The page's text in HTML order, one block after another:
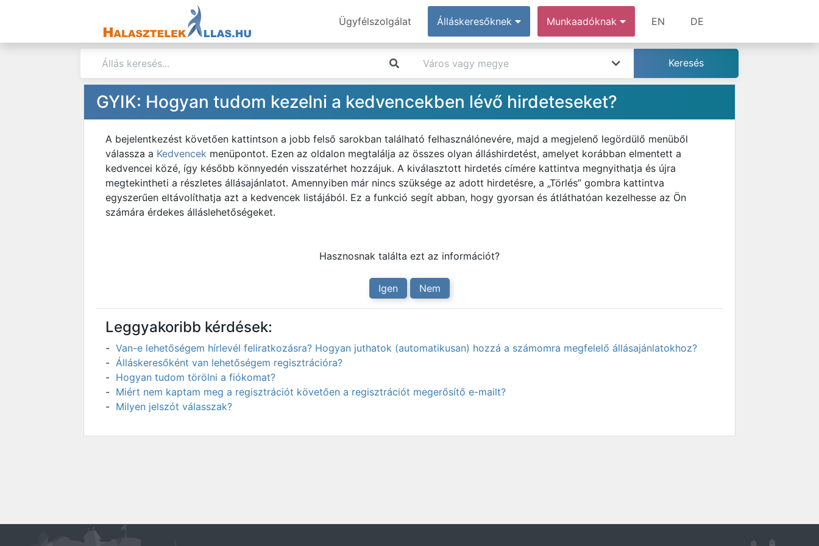
Ügyfélszolgálat Álláskeresőknek Munkaadóknak EN DE
GYIK: Hogyan tudom kezelni a kedvencekben lévő hirdeteseket?
A bejelentkezést követően kattintson a jobb felső sarokban található felhasználónevére, majd a megjelenő legördülő menüből
válassza a Kedvencek menüpontot. Ezen az oldalon megtalálja az összes olyan álláshirdetést, amelyet korábban elmentett a
kedvencei közé, így később könnyedén visszatérhet hozzájuk. A kiválasztott hirdetés címére kattintva megnyithatja és újra
megtekintheti a részletes állásajánlatot. Amennyiben már nincs szüksége az adott hirdetésre, a „Törlés” gombra kattintva
egyszerűen eltávolíthatja azt a kedvencek listájából. Ez a funkció segít abban, hogy gyorsan és átláthatóan kezelhesse az Ön
számára érdekes álláslehetőségeket.
Hasznosnak találta ezt az információt?
Igen Nem
Leggyakoribb kérdések:
Van-e lehetőségem hírlevél feliratkozásra? Hogyan juthatok (automatikusan) hozzá a számomra megfelelő állásajánlatokhoz?
Álláskeresőként van lehetőségem regisztrációra?
Hogyan tudom törölni a fiókomat?
Miért nem kaptam meg a regisztrációt követően a regisztrációt megerősítő e-mailt?
Milyen jelszót válasszak?